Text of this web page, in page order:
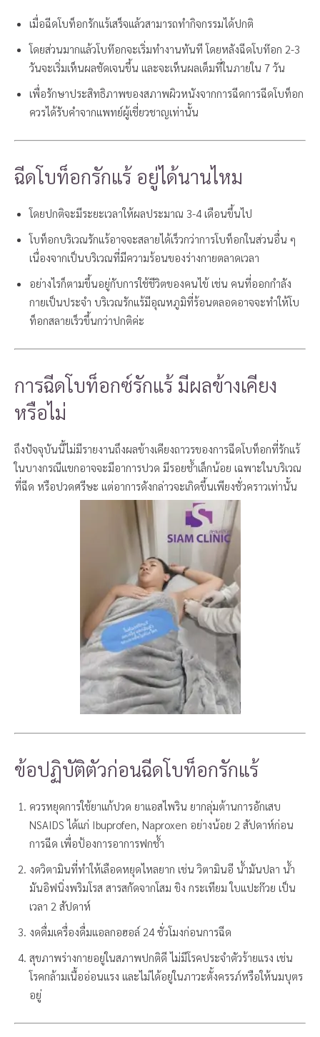
เมื่อฉีดโบท็อกรักแร้เสร็จแล้วสามารถทำกิจกรรมได้ปกติ
โดยส่วนมากแล้วโบท๊อกจะเริ่มทำงานทันที โดยหลังฉีดโบท๊อก 2-3
วันจะเริ่มเห็นผลชัดเจนขึ้น และจะเห็นผลเต็มที่ในภายใน 7 วัน
เพื่อรักษาประสิทธิภาพของสภาพผิวหนังจากการฉีดการฉีดโบท็อก
ควรได้รับคำจากแพทย์ผู้เชี่ยวชาญเท่านั้น
ฉีดโบท็อกรักแร้ อยู่ได้นานไหม
โดยปกติจะมีระยะเวลาให้ผลประมาณ 3-4 เดือนขึ้นไป
โบท็อกบริเวณรักแร้อาจจะสลายได้เร็วกว่าการโบท็อกในส่วนอื่น ๆ
เนื่องจากเป็นบริเวณที่มีความร้อนของร่างกายตลาดเวลา
อย่างไรก็ตามขึ้นอยู่กับการใช้ชีวิตของคนไข้ เช่น คนที่ออกกำลัง
กายเป็นประจำ บริเวณรักแร้มีอุณหภูมิที่ร้อนตลอดอาจจะทำให้โบ
ท็อกสลายเร็วขึ้นกว่าปกติค่ะ
การฉีดโบท็อกซ์รักแร้ มีผลข้างเคียง
หรือไม่
ถึงปัจจุบันนี้ไม่มีรายงานถึงผลข้างเคียงถาวรของการฉีดโบท็อกที่รักแร้
ในบางกรณีแขกอาจจะมีอาการปวด มีรอยช้ำเล็กน้อย เฉพาะในบริเวณ
ที่ฉีด หรือปวดศรีษะ แต่อาการดังกล่าวจะเกิดขึ้นเพียงชั่วคราวเท่านั้น
ข้อปฏิบัติตัวก่อนฉีดโบท็อกรักแร้
ควรหยุดการใช้ยาแก้ปวด ยาแอสไพริน ยากลุ่มต้านการอักเสบ
NSAIDS ได้แก่ Ibuprofen, Naproxen อย่างน้อย 2 สัปดาห์ก่อน
การฉีด เพื่อป้องการอาการฟกช้ำ
งดวิตามินที่ทำให้เลือดหยุดไหลยาก เช่น วิตามินอี น้ำมันปลา น้ำ
มันอิฟนิ่งพริมโรส สารสกัดจากโสม ขิง กระเทียม ใบแปะก๊วย เป็น
เวลา 2 สัปดาห์
งดดื่มเครื่องดื่มแอลกอฮอล์ 24 ชั่วโมงก่อนการฉีด
สุขภาพร่างกายอยู่ในสภาพปกติดี ไม่มีโรคประจำตัวร้ายแรง เช่น
โรคกล้ามเนื้ออ่อนแรง และไม่ได้อยู่ในภาวะตั้งครรภ์หรือให้นมบุตร
อยู่